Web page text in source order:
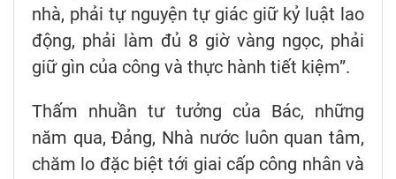
nhà, phải tự nguyện tự giác giữ kỷ luật lao
động, phải làm đủ 8 giờ vàng ngọc, phải
giữ gìn của công và thực hành tiết kiệm”.
Thấm nhuần tư tưởng của Bác, những
năm qua, Đảng, Nhà nước luôn quan tâm,
chăm lo đặc biệt tới giai cấp công nhân và